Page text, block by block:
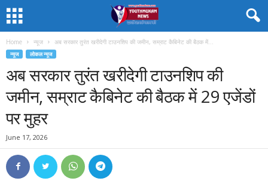
Home न्यूज अब सरकार तुरंत खरीदेगी टाउनशिप की जमीन, सम्राट कैबिनेट की बैठक में...
न्यूज लोकल न्यूज
अब सरकार तुरंत खरीदेगी टाउनशिप की
जमीन, सम्राट कैबिनेट की बैठक में 29 एजेंडों
पर मुहर
June 17, 2026